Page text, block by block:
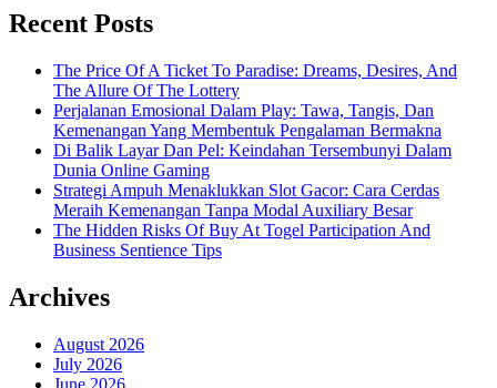
Recent Posts
The Price Of A Ticket To Paradise: Dreams, Desires, And
The Allure Of The Lottery
Perjalanan Emosional Dalam Play: Tawa, Tangis, Dan
Kemenangan Yang Membentuk Pengalaman Bermakna
Di Balik Layar Dan Pel: Keindahan Tersembunyi Dalam
Dunia Online Gaming
Strategi Ampuh Menaklukkan Slot Gacor: Cara Cerdas
Meraih Kemenangan Tanpa Modal Auxiliary Besar
The Hidden Risks Of Buy At Togel Participation And
Business Sentience Tips
Archives
August 2026
July 2026
June 2026